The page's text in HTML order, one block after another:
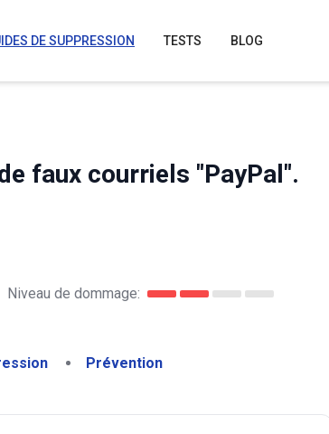
DE SUPPRESSION TESTS BLOG
faux courriels "PayPal".
Niveau de dommage:
Prévention